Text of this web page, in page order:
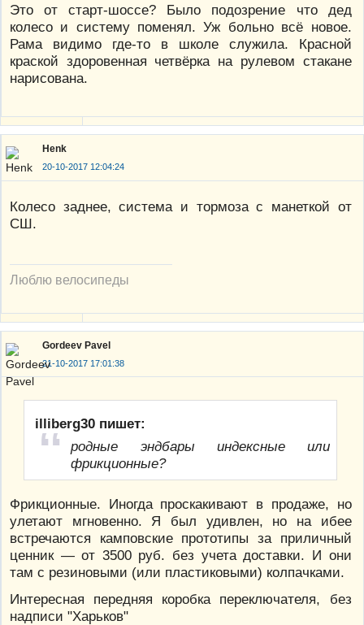
Это от старт-шоссе? Было подозрение что дед
колесо и систему поменял. Уж больно всё новое.
Рама видимо где-то в школе служила. Красной
краской здоровенная четвёрка на рулевом стакане
нарисована.
Henk
20-10-2017 12:04:24
Колесо заднее, система и тормоза с манеткой от
СШ.
Люблю велосипеды
Gordeev Pavel
21-10-2017 17:01:38
illiberg30 пишет:
родные эндбары индексные или
фрикционные?
Фрикционные. Иногда проскакивают в продаже, но
улетают мгновенно. Я был удивлен, но на ибее
встречаются камповские прототипы за приличный
ценник — от 3500 руб. без учета доставки. И они
там с резиновыми (или пластиковыми) колпачками.
Интересная передняя коробка переключателя, без
надписи "Харьков"